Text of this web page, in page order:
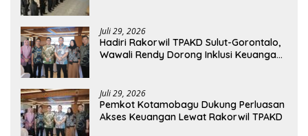
Juli 29, 2026
Hadiri Rakorwil TPAKD Sulut-Gorontalo,
Wawali Rendy Dorong Inklusi Keuangan
Juli 29, 2026
Pemkot Kotamobagu Dukung Perluasan
Akses Keuangan Lewat Rakorwil TPAKD